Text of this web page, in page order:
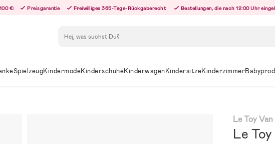
€ Preisgarantie Freiwilliges 365-Tage-Rückgaberecht Bestellungen, die nach 12:00 Uhr
SpielzeugKindermodeKinderschuheKinderwagenKindersitzeKinderzimmer
Le Toy Van
Le